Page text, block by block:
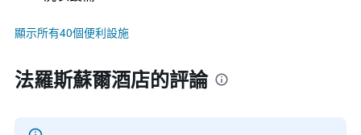
顯示所有40個便利設施
法羅斯蘇爾酒店的評論